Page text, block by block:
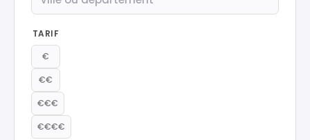
TARIF
€
€€
€€€
€€€€